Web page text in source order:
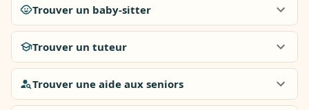
Trouver un baby-sitter
Trouver un tuteur
Trouver une aide aux seniors